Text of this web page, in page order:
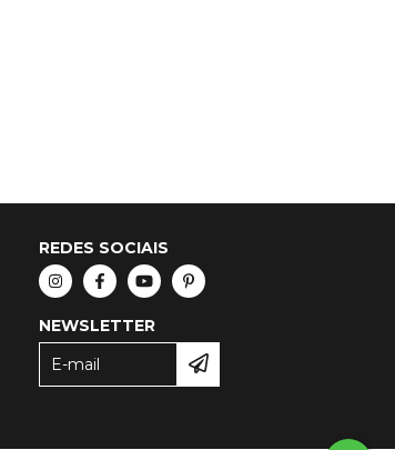
REDES SOCIAIS
NEWSLETTER